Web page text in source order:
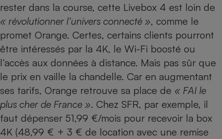
rester dans la course, cette Livebox 4 est loin de
« révolutionner l’univers connecté », comme le
promet Orange. Certes, certains clients pourront
être intéressés par la 4K, le Wi-Fi boosté ou
l’accès aux données à distance. Mais pas sûr que
le prix en vaille la chandelle. Car en augmentant
ses tarifs, Orange retrouve sa place de « FAI le
plus cher de France ». Chez SFR, par exemple, il
faut dépenser 51,99 €/mois pour recevoir la box
4K (48,99 € + 3 € de location avec une remise